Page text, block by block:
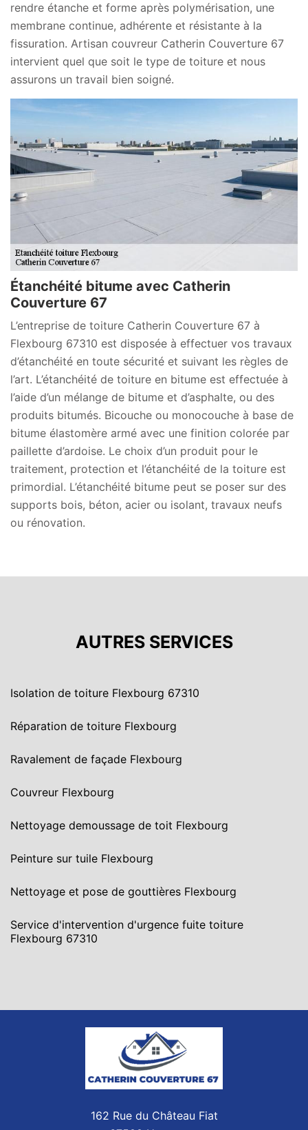
rendre étanche et forme après polymérisation, une
membrane continue, adhérente et résistante à la
fissuration. Artisan couvreur Catherin Couverture 67
intervient quel que soit le type de toiture et nous
assurons un travail bien soigné.
Étanchéité bitume avec Catherin
Couverture 67
L’entreprise de toiture Catherin Couverture 67 à
Flexbourg 67310 est disposée à effectuer vos travaux
d’étanchéité en toute sécurité et suivant les règles de
l’art. L’étanchéité de toiture en bitume est effectuée à
l’aide d’un mélange de bitume et d’asphalte, ou des
produits bitumés. Bicouche ou monocouche à base de
bitume élastomère armé avec une finition colorée par
paillette d’ardoise. Le choix d’un produit pour le
traitement, protection et l’étanchéité de la toiture est
primordial. L’étanchéité bitume peut se poser sur des
supports bois, béton, acier ou isolant, travaux neufs
ou rénovation.
AUTRES SERVICES
Isolation de toiture Flexbourg 67310
Réparation de toiture Flexbourg
Ravalement de façade Flexbourg
Couvreur Flexbourg
Nettoyage demoussage de toit Flexbourg
Peinture sur tuile Flexbourg
Nettoyage et pose de gouttières Flexbourg
Service d'intervention d'urgence fuite toiture
Flexbourg 67310
162 Rue du Château Fiat